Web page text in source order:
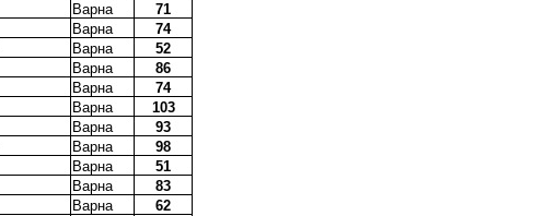
Варна
71
Варна
74
Варна
52
Варна
86
Варна
74
Варна
103
Варна
93
Варна
98
Варна
51
Варна
83
Варна
62